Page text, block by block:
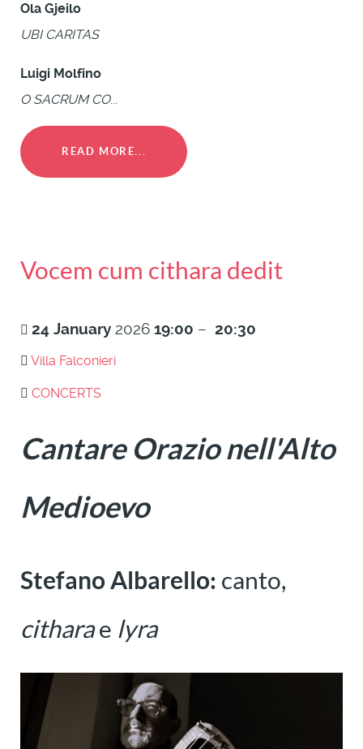
Ola Gjeilo
UBI CARITAS
Luigi Molfino
O SACRUM CO...
READ MORE...
Vocem cum cithara dedit
24 January 2026 19:00 – 20:30
Villa Falconieri
CONCERTS
Cantare Orazio nell'Alto
Medioevo
Stefano Albarello: canto,
citharae lyra